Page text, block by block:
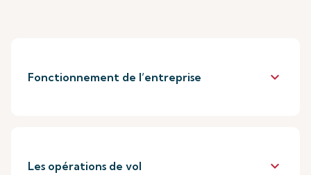
Fonctionnement de l’entreprise keyboard_arrow_down
Les opérations de vol keyboard_arrow_down